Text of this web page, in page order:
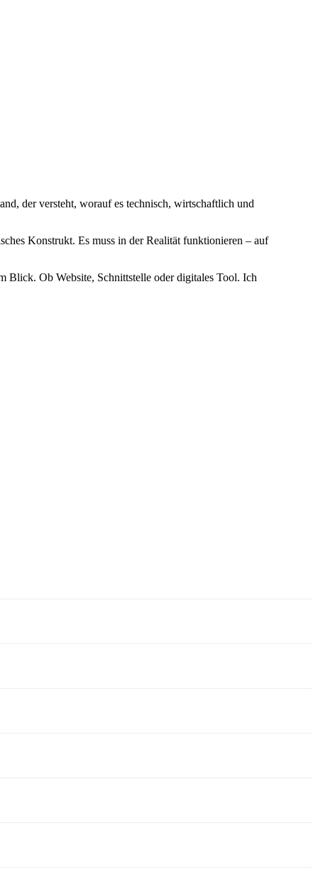
der versteht, worauf es technisch, wirtschaftlich und
Konstrukt. Es muss in der Realität funktionieren – auf
Blick. Ob Website, Schnittstelle oder digitales Tool. Ich